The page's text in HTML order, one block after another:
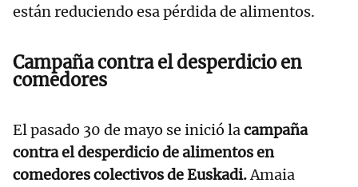
están reduciendo esa pérdida de alimentos.
Campaña contra el desperdicio en
comedores
El pasado 30 de mayo se inició lacampaña
contra el desperdicio de alimentos en
comedores colectivos de Euskadi.Amaia